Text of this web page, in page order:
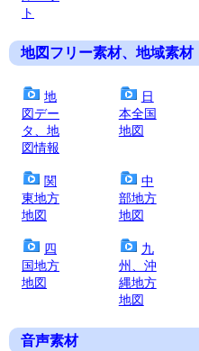
ト
地図フリー素材、地域素材
地
図デー
タ、地
図情報
日
本全国
地図
関
東地方
地図
中
部地方
地図
四
国地方
地図
九
州、沖
縄地方
地図
音声素材